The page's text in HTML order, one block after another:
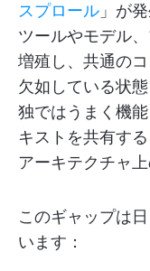
スプロール 」が
ツールやモデル
増殖し、共通の
欠如している状
独ではうまく機
キストを共有す
アーキテクチャ
このギャップは
います：